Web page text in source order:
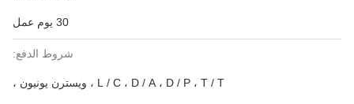
30 يوم عمل
شروط الدفع:
L / C ، D / A ، D / P ، T / T ، ويسترن يونيون ،